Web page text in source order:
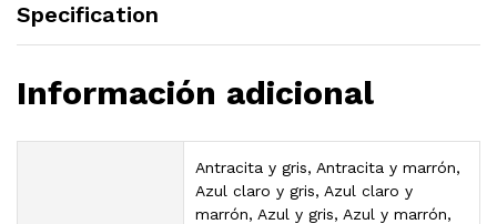
Specification
Información adicional
Antracita y gris, Antracita y marrón,
Azul claro y gris, Azul claro y
marrón, Azul y gris, Azul y marrón,